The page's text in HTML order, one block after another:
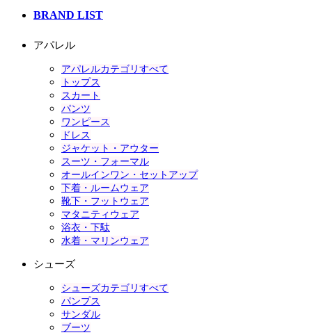
BRAND LIST
アパレル
アパレルカテゴリすべて
トップス
スカート
パンツ
ワンピース
ドレス
ジャケット・アウター
スーツ・フォーマル
オールインワン・セットアップ
下着・ルームウェア
靴下・フットウェア
マタニティウェア
浴衣・下駄
水着・マリンウェア
シューズ
シューズカテゴリすべて
パンプス
サンダル
ブーツ